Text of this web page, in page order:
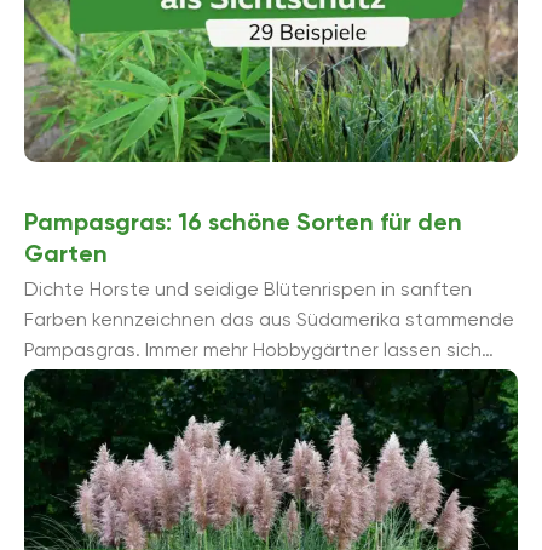
Pampasgras: 16 schöne Sorten für den
Garten
Dichte Horste und seidige Blütenrispen in sanften
Farben kennzeichnen das aus Südamerika stammende
Pampasgras. Immer mehr Hobbygärtner lassen sich
von dem wunderschönen Ziergras verzaubern. Wir
stellen 16 ...